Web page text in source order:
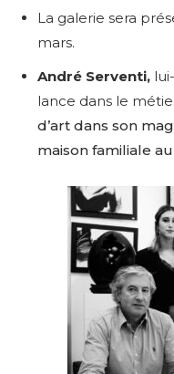
La galerie sera
mars.
André Serventi,
lance dans le
d’art dans son
maison familiale